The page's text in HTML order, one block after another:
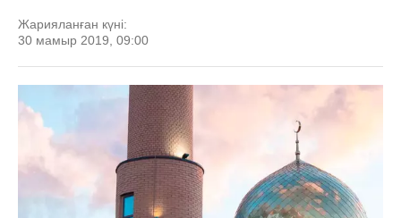
Жарияланған күні:
30 мамыр 2019, 09:00